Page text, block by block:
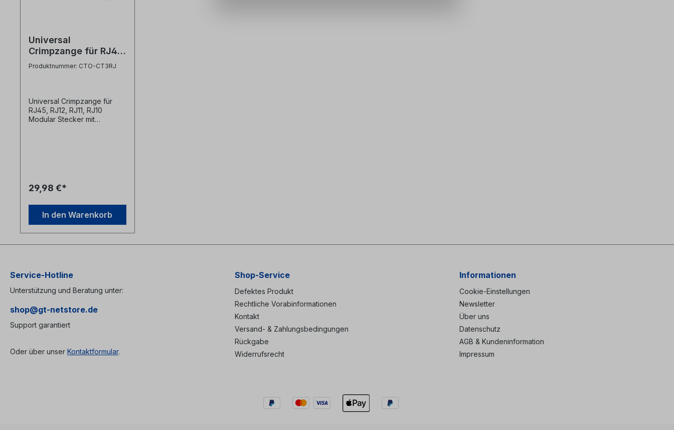
Universal
Crimpzange für RJ45,
RJ12, RJ11, RJ10
Produktnummer: CTO-CT3RJ
Universal Crimpzange für
RJ45, RJ12, RJ11, RJ10
Modular Stecker mit
Absetzwerkzeug
29,98 €*
In den Warenkorb
Service-Hotline
Unterstützung und Beratung unter:
shop@gt-netstore.de
Support garantiert
Oder über unser Kontaktformular.
Shop-Service
Defektes Produkt
Rechtliche Vorabinformationen
Kontakt
Versand- & Zahlungsbedingungen
Rückgabe
Widerrufsrecht
Informationen
Cookie-Einstellungen
Newsletter
Über uns
Datenschutz
AGB & Kundeninformation
Impressum